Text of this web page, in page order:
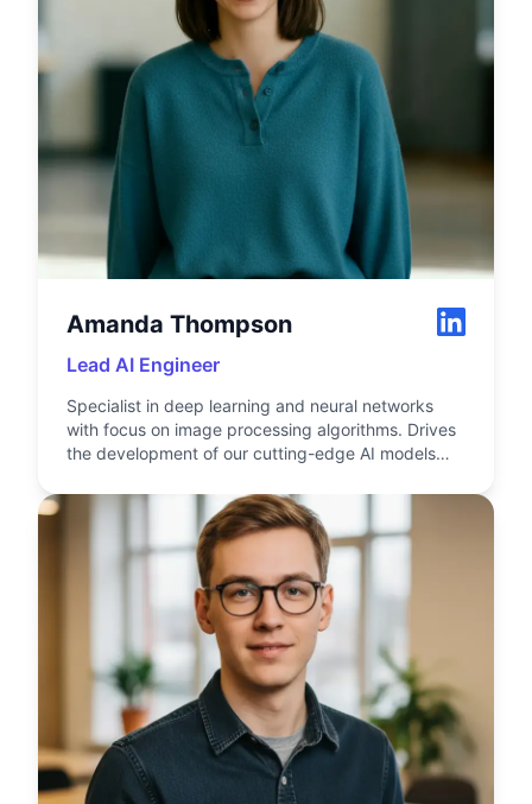
Amanda Thompson
Lead AI Engineer
Specialist in deep learning and neural networks
with focus on image processing algorithms. Drives
the development of our cutting-edge AI models